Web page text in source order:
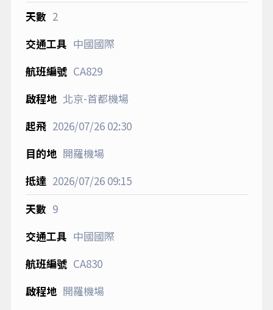
2
中國國際
CA829
北京-首都機場
2026/07/2602:30
開羅機場
2026/07/2609:15
9
中國國際
CA830
開羅機場